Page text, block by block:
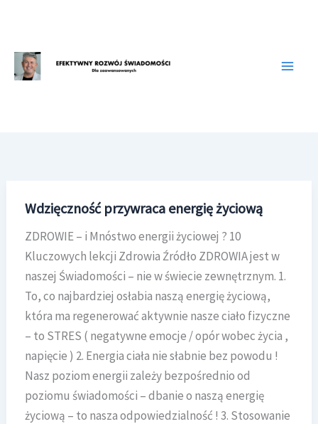
treści
Wdzięczność przywraca energię życiową
ZDROWIE – i Mnóstwo energii życiowej ? 10
Kluczowych lekcji Zdrowia Źródło ZDROWIA jest w
naszej Świadomości – nie w świecie zewnętrznym. 1.
To, co najbardziej osłabia naszą energię życiową,
która ma regenerować aktywnie nasze ciało fizyczne
– to STRES ( negatywne emocje / opór wobec życia ,
napięcie ) 2. Energia ciała nie słabnie bez powodu !
Nasz poziom energii zależy bezpośrednio od
poziomu świadomości – dbanie o naszą energię
życiową – to nasza odpowiedzialność ! 3. Stosowanie